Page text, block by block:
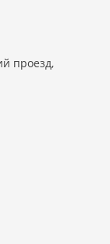
проезд,